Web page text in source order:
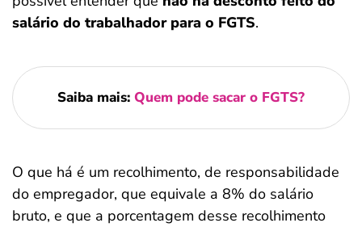
salário do trabalhador para o FGTS.
Saiba mais: Quem pode sacar o FGTS?
O que há é um recolhimento, de responsabilidade
do empregador, que equivale a 8% do salário
bruto, e que a porcentagem desse recolhimento